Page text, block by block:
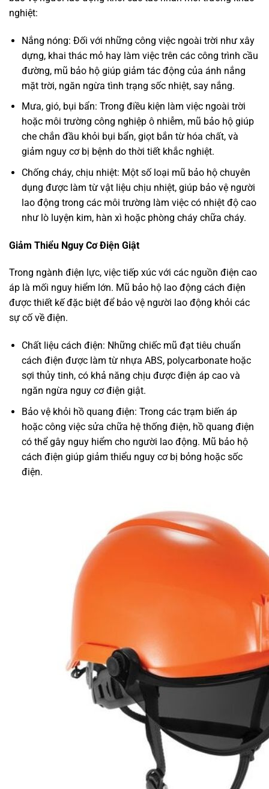
nghiệt:
Nắng nóng: Đối với những công việc ngoài trời như xây
dựng, khai thác mỏ hay làm việc trên các công trình cầu
đường, mũ bảo hộ giúp giảm tác động của ánh nắng
mặt trời, ngăn ngừa tình trạng sốc nhiệt, say nắng.
Mưa, gió, bụi bẩn: Trong điều kiện làm việc ngoài trời
hoặc môi trường công nghiệp ô nhiễm, mũ bảo hộ giúp
che chắn đầu khỏi bụi bẩn, giọt bắn từ hóa chất, và
giảm nguy cơ bị bệnh do thời tiết khắc nghiệt.
Chống cháy, chịu nhiệt: Một số loại mũ bảo hộ chuyên
dụng được làm từ vật liệu chịu nhiệt, giúp bảo vệ người
lao động trong các môi trường làm việc có nhiệt độ cao
như lò luyện kim, hàn xì hoặc phòng cháy chữa cháy.
Giảm Thiểu Nguy Cơ Điện Giật
Trong ngành điện lực, việc tiếp xúc với các nguồn điện cao
áp là mối nguy hiểm lớn. Mũ bảo hộ lao động cách điện
được thiết kế đặc biệt để bảo vệ người lao động khỏi các
sự cố về điện.
Chất liệu cách điện: Những chiếc mũ đạt tiêu chuẩn
cách điện được làm từ nhựa ABS, polycarbonate hoặc
sợi thủy tinh, có khả năng chịu được điện áp cao và
ngăn ngừa nguy cơ điện giật.
Bảo vệ khỏi hồ quang điện: Trong các trạm biến áp
hoặc công việc sửa chữa hệ thống điện, hồ quang điện
có thể gây nguy hiểm cho người lao động. Mũ bảo hộ
cách điện giúp giảm thiểu nguy cơ bị bỏng hoặc sốc
điện.